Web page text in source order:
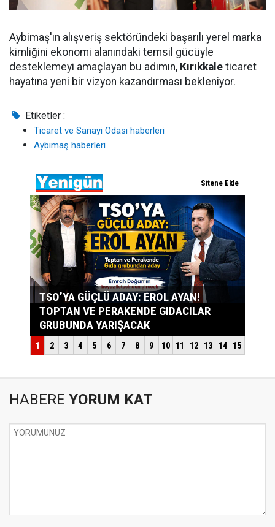
Aybimaş'ın alışveriş sektöründeki başarılı yerel marka
kimliğini ekonomi alanındaki temsil gücüyle
desteklemeyi amaçlayan bu adımın, Kırıkkale ticaret
hayatına yeni bir vizyon kazandırması bekleniyor.
Etiketler :
Ticaret ve Sanayi Odası haberleri
Aybimaş haberleri
HABERE YORUM KAT